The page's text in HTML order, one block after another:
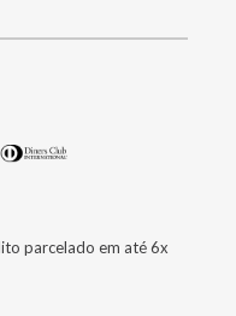
parcelado em até 6x